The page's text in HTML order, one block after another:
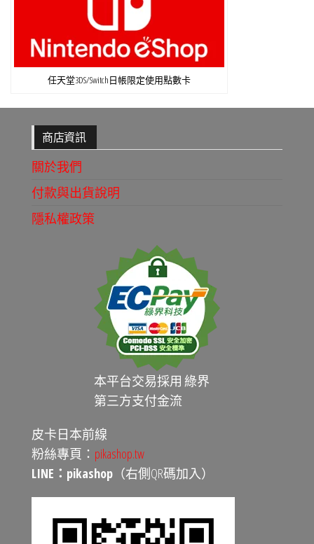
任天堂3DS/Switch日帳限定使用點數卡
商店資訊
關於我們
付款與出貨說明
隱私權政策
本平台交易採用 綠界
第三方支付金流
皮卡日本前線
粉絲專頁： pikashop.tw
LINE：pikashop （右側QR碼加入）